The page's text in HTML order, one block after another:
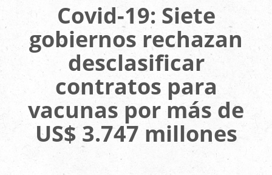
Covid-19: Siete
gobiernos rechazan
desclasificar
contratos para
vacunas por más de
US$ 3.747 millones